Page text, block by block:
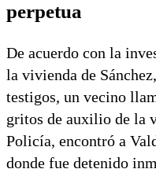
perpetua
De acuerdo con la
la vivienda de
testigos, un vecino
gritos de auxilio de la
Policía, encontró a
donde fue detenido